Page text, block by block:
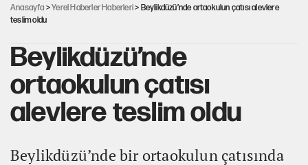
Anasayfa >Yerel Haberler Haberleri> Beylikdüzü’nde ortaokulun çatısı alevlere
teslim oldu
Beylikdüzü’nde
ortaokulun çatısı
alevlere teslim oldu
Beylikdüzü’nde bir ortaokulun çatısında